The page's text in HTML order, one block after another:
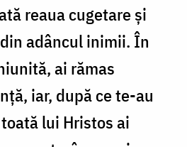
reaua cugetare și
adâncul inimii. În
ai rămas
iar, după ce te-au
lui Hristos ai